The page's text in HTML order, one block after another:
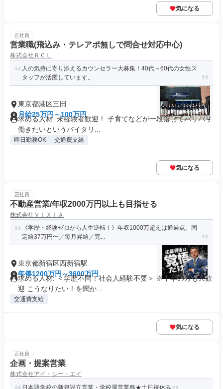
気になる
正社員
営業職(飛込み・テレアポ無しで問合せ対応中心)
株式会社ＲＣＬ
人の気持に寄り添えるカウンセラー大募集！40代～60代の女性ス
タッフが活躍しています。
東京都港区三田
月給25万円～100万円
求める人材: 未経験者歓迎！ 子育てなどが一段落してバリバリ
働きたいというバイタリ...
即日勤務OK 交通費支給
気になる
正社員
不動産営業/年収2000万円以上も目指せる
株式会社ＶＩＸＩＡ
《学歴・経験ゼロから人生逆転！》年収1000万超えは通過点。固
定給37万円〜／毎月昇給／完...
東京都新宿区西新宿駅
年俸1200万円～3600万円
求める人材: ＜学歴不問！社会人経験不要＞ ※中卒の方も大歓
迎 こうなりたい！を聞か...
交通費支給
気になる
正社員
企画・提案営業
株式会社アイ・シー・エイ
日本語学校の新規設立営業・学校運営業務★土日祝休み